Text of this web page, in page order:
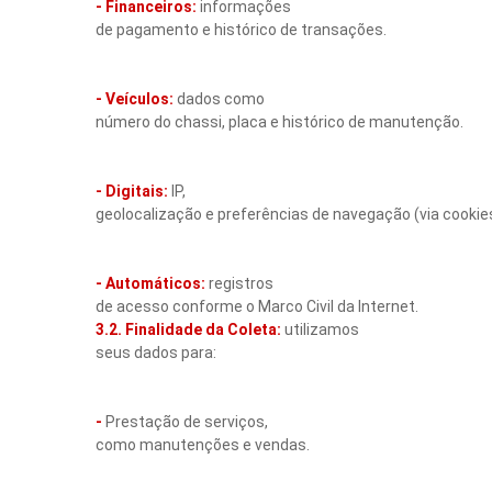
- Financeiros: informações
de pagamento e histórico de transações.
- Veículos: dados como
número do chassi, placa e histórico de manutenção.
- Digitais: IP,
geolocalização e preferências de navegação (via
- Automáticos: registros
de acesso conforme o Marco Civil da Internet.
3.2. Finalidade da Coleta: utilizamos
seus dados para:
- Prestação de serviços,
como manutenções e vendas.